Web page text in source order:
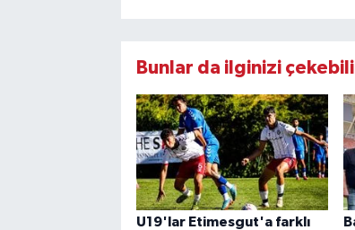
Bunlar da ilginizi
U19'lar Etimesgut'a farklı